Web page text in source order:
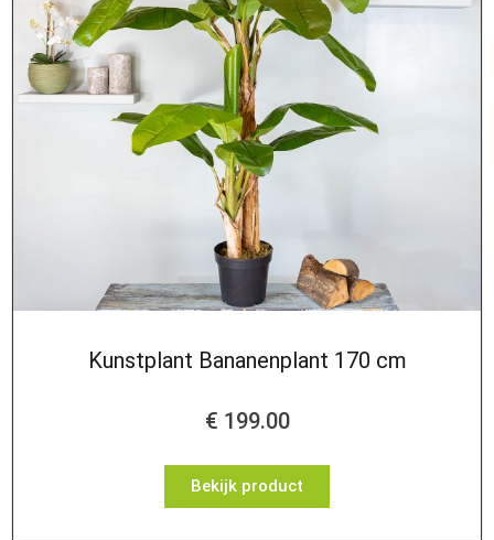
Kunstplant Bananenplant 170 cm
€ 199.00
Bekijk product